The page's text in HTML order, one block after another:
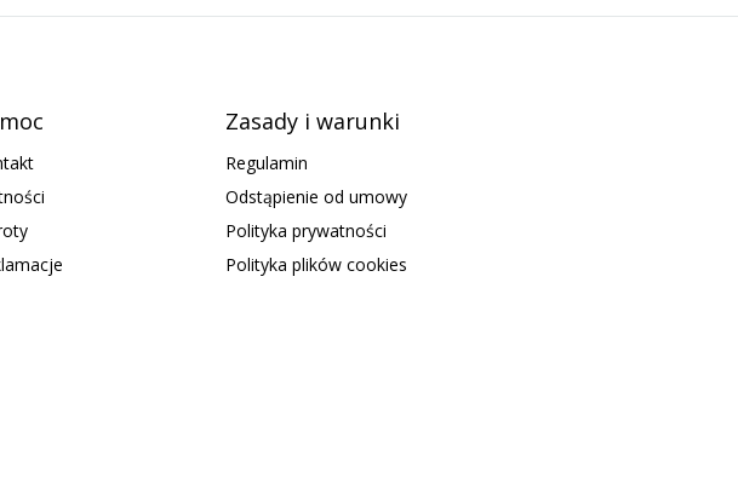
Zasady i warunki
Regulamin
Odstąpienie od umowy
Polityka prywatności
Polityka plików cookies